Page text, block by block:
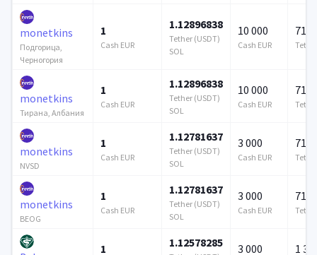
monetkins
Подгорица,
Черногория
1
Cash EUR
1.12896838
Tether (USDT)
SOL
10 000
Cash EUR
715
monetkins
Тирана, Албания
1
Cash EUR
1.12896838
Tether (USDT)
SOL
10 000
Cash EUR
715
monetkins
NVSD
1
Cash EUR
1.12781637
Tether (USDT)
SOL
3 000
Cash EUR
715
monetkins
BEOG
1
Cash EUR
1.12781637
Tether (USDT)
SOL
3 000
Cash EUR
715
1 1.12578285 3 000 1